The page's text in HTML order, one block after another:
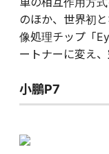
のほか、世界初
像処理チップ「
ートナーに変え
小鵬P7